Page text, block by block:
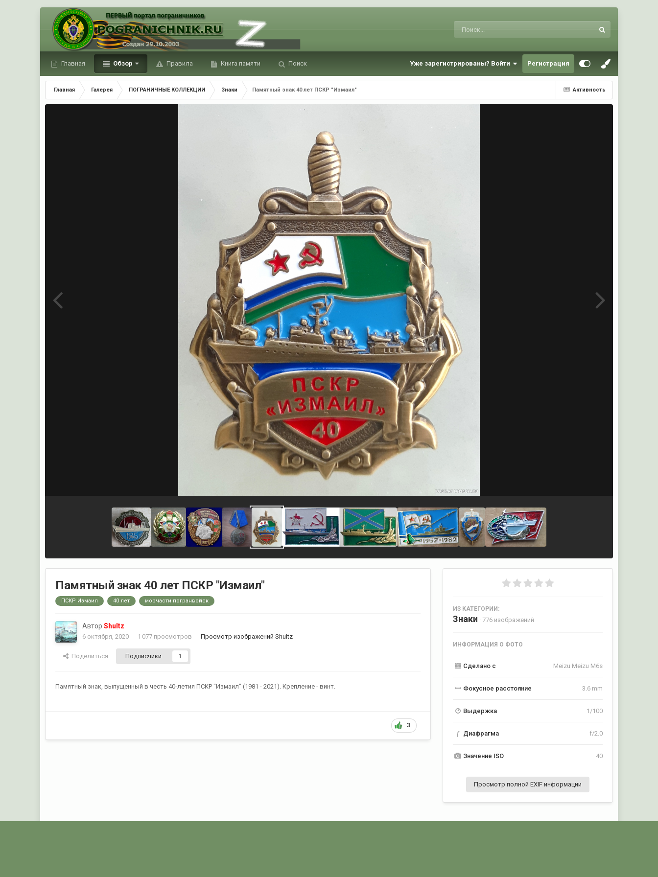
Главная Обзор Правила Книга памяти Поиск Уже зарегистрированы? Войти Регистрация
Активность
Главная Галерея ПОГРАНИЧНЫЕ КОЛЛЕКЦИИ Знаки Памятный знак 40 лет ПСКР "Измаил"
Памятный знак 40 лет ПСКР "Измаил"
ПСКР Измаил 40 лет морчасти погранвойск
АвторShultz
6 октября, 2020 1 077 просмотров Просмотр изображений Shultz
Поделиться Подписчики 1
Памятный знак, выпущенный в честь 40-летия ПСКР "Измаил" (1981 - 2021). Крепление - винт.
3
ИЗ КАТЕГОРИИ:
Знаки · 776 изображений
ИНФОРМАЦИЯ О ФОТО
Сделано с Meizu Meizu M6s
Фокусное расстояние 3.6 mm
Выдержка 1/100
f Диафрагма f/2.0
Значение ISO 40
Просмотр полной EXIF информации